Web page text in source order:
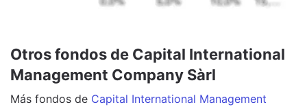
Otros fondos de Capital International
Management Company Sàrl
Más fondos de Capital International Management